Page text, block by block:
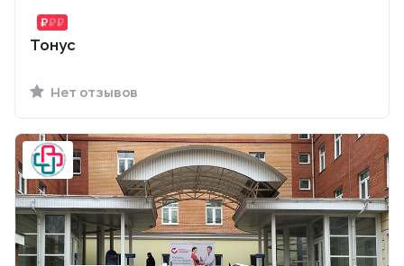
Тонус
Нет отзывов